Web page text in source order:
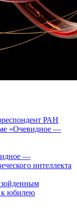
РАН
«Очевидное —
—
интеллекта
к юбилею